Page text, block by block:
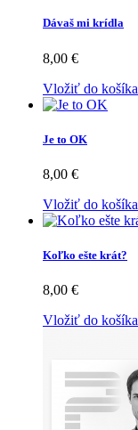
Dávaš mi krídla
8,00 €
Vložiť do košíka
Je to OK
8,00 €
Vložiť do košíka
Koľko ešte krát?
8,00 €
Vložiť do košíka